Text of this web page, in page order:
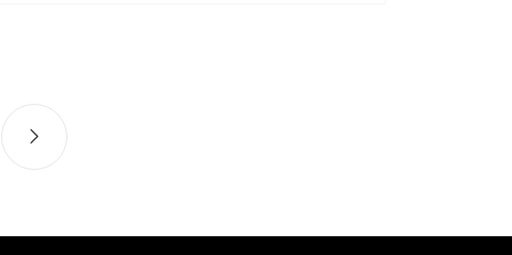
อย่าง “เหล็กฉากเจาะรู” […]
ต้องซ่อนอย่างหลีกเลี่ยงไม่ได้ก็คือ ถังเก็บน้ำ ตาม